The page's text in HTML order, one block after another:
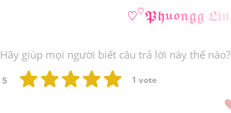
♡♡Phuongg Lin
♡♡𝕻𝖍 𝖓𝖍
Hãy giúp mọi người biết câu trả lời này thế nào?
5 1 vote